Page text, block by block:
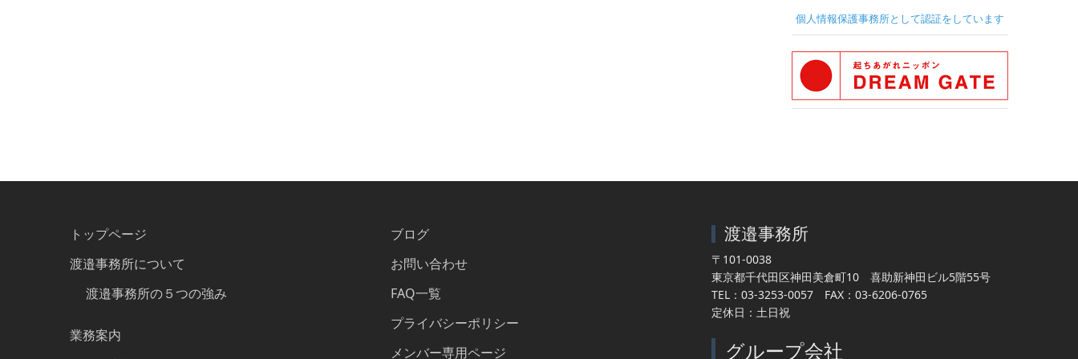
個人情報保護事務所として認証をしています
トップページ
渡邉事務所について
渡邉事務所の５つの強み
業務案内
ブログ
お問い合わせ
FAQ一覧
プライバシーポリシー
メンバー専用ページ
渡邉事務所
〒101-0038
東京都千代田区神田美倉町10 喜助新神田ビル5階55号
TEL：03-3253-0057 FAX：03-6206-0765
定休日：土日祝
グループ会社